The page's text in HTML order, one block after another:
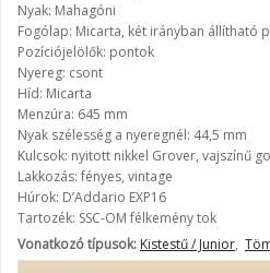
Nyak: Mahagóni
Fogólap: Micarta, két irányban állítható
Pozíciójelölők: pontok
Nyereg: csont
Híd: Micarta
Menzúra: 645 mm
Nyak szélesség a nyeregnél: 44,5 mm
Kulcsok: nyitott nikkel Grover, vajszínű
Lakkozás: fényes, vintage
Húrok: D’Addario EXP16
Tartozék: SSC-OM félkemény tok
Vonatkozó típusok: Kistestű / Junior,